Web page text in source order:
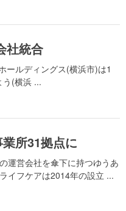
社統合
ールディングス(横浜市)は1
う(横浜 ...
所31拠点に
運営会社を傘下に持つゆうあ
イフケアは2014年の設立 ...